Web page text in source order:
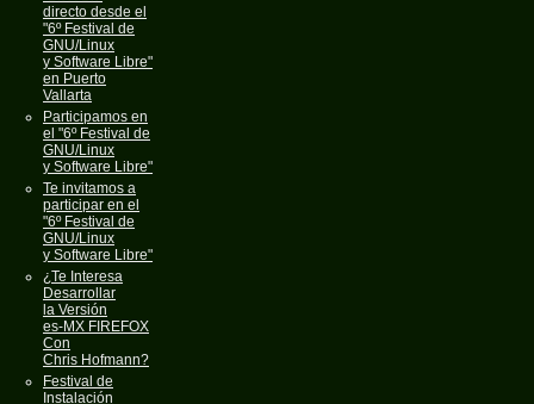
directo desde el
"6º Festival de
GNU/Linux
y Software Libre"
en Puerto
Vallarta
Participamos en
el "6º Festival de
GNU/Linux
y Software Libre"
Te invitamos a
participar en el
"6º Festival de
GNU/Linux
y Software Libre"
¿Te Interesa
Desarrollar
la Versión
es-MX FIREFOX
Con
Chris Hofmann?
Festival de
Instalación